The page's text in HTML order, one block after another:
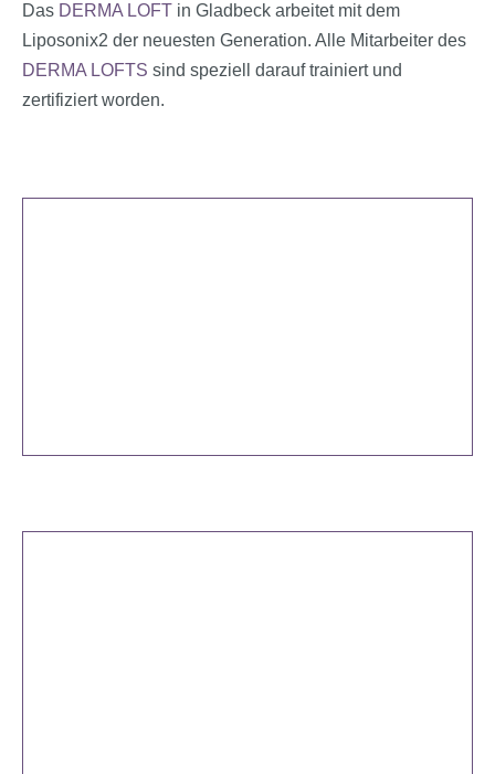
Das DERMA LOFT in Gladbeck arbeitet mit dem
Liposonix2 der neuesten Generation. Alle Mitarbeiter des
DERMA LOFTS sind speziell darauf trainiert und
zertifiziert worden.